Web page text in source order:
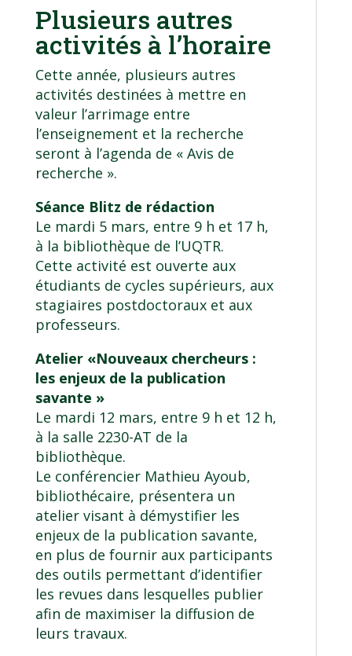
Plusieurs autres
activités à l’horaire
Cette année, plusieurs autres
activités destinées à mettre en
valeur l’arrimage entre
l’enseignement et la recherche
seront à l’agenda de « Avis de
recherche ».
Séance Blitz de rédaction
Le mardi 5 mars, entre 9 h et 17 h,
à la bibliothèque de l’UQTR.
Cette activité est ouverte aux
étudiants de cycles supérieurs, aux
stagiaires postdoctoraux et aux
professeurs.
Atelier «Nouveaux chercheurs :
les enjeux de la publication
savante »
Le mardi 12 mars, entre 9 h et 12 h,
à la salle 2230-AT de la
bibliothèque.
Le conférencier Mathieu Ayoub,
bibliothécaire, présentera un
atelier visant à démystifier les
enjeux de la publication savante,
en plus de fournir aux participants
des outils permettant d’identifier
les revues dans lesquelles publier
afin de maximiser la diffusion de
leurs travaux.